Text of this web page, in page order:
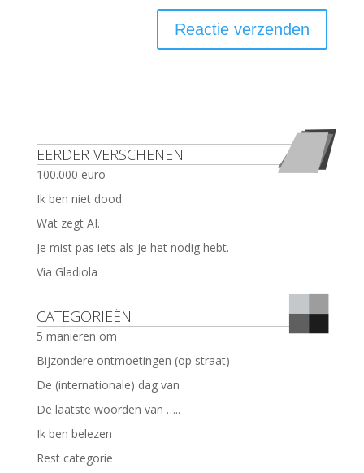
EERDER VERSCHENEN
100.000 euro
Ik ben niet dood
Wat zegt AI.
Je mist pas iets als je het nodig hebt.
Via Gladiola
CATEGORIEËN
5 manieren om
Bijzondere ontmoetingen (op straat)
De (internationale) dag van
De laatste woorden van …..
Ik ben belezen
Rest categorie